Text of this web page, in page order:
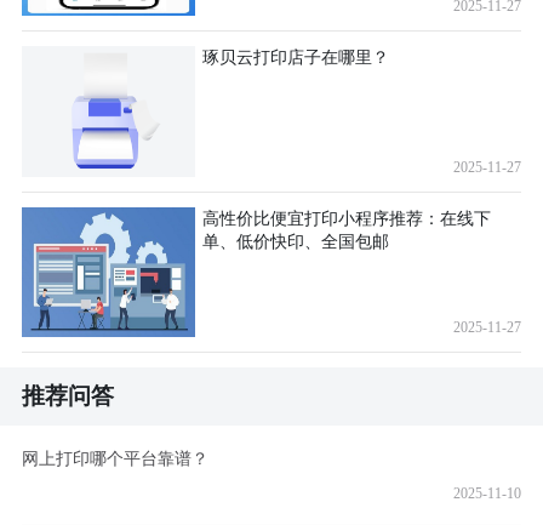
2025-11-27
琢贝云打印店子在哪里？
2025-11-27
高性价比便宜打印小程序推荐：在线下
单、低价快印、全国包邮
2025-11-27
推荐问答
网上打印哪个平台靠谱？
2025-11-10